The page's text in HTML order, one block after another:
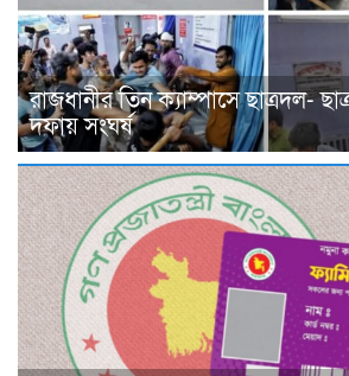
রাজধানীর তিন ক্যাম্পাসে ছাত্রদল-
দফায় সংঘর্ষ